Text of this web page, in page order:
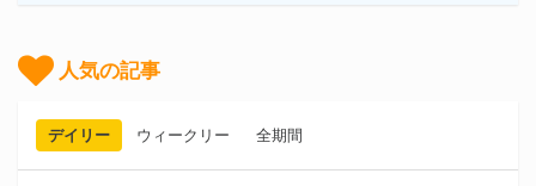
人気の記事
デイリー ウィークリー 全期間